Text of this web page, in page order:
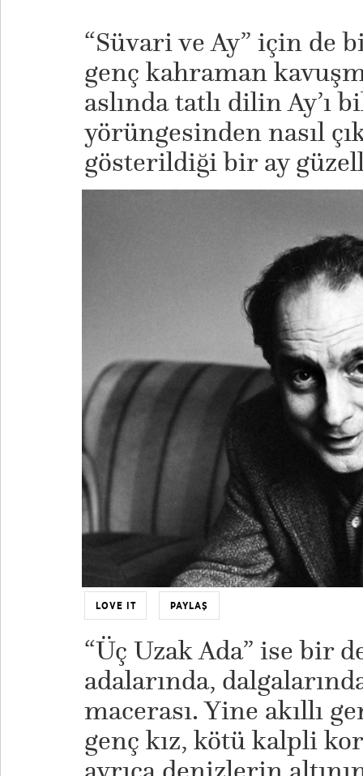
“Süvari ve Ay” için de
genç kahraman
aslında tatlı dilin Ay’ı
yörüngesinden nasıl
gösterildiği bir ay
LOVE IT PAYLAŞ
“Üç Uzak Ada” ise bir
adalarında,
macerası. Yine akıllı
genç kız, kötü kalpli